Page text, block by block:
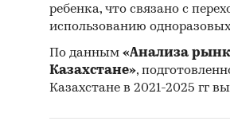
ребенка, что связано с
использованию
По данным «Анализа
Казахстане»,
Казахстане в 2021-2025 гг